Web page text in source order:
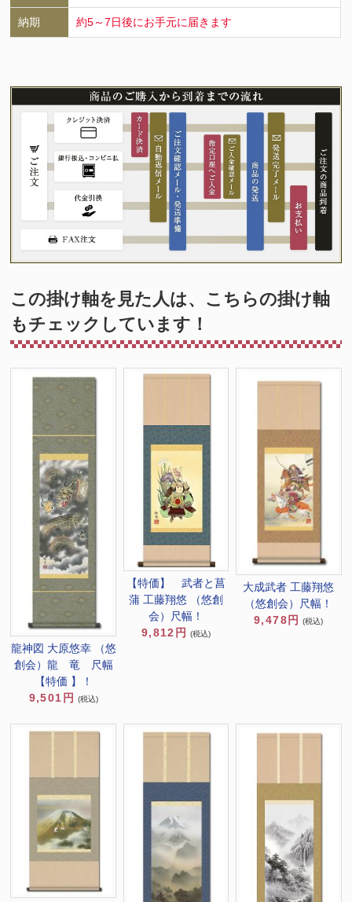
納期 約5～7日後にお手元に届きます
この掛け軸を見た人は、こちらの掛け軸
もチェックしています！
龍神図 大原悠幸 （悠
創会）龍 竜 尺幅
【特価 】！
9,501円
(税込)
【特価】 武者と菖
蒲 工藤翔悠 （悠創
会）尺幅！
9,812円
(税込)
大成武者 工藤翔悠
（悠創会）尺幅！
9,478円
(税込)